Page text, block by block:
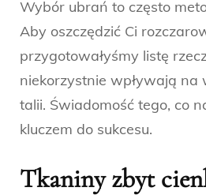
Wybór ubrań to często
Aby oszczędzić Ci
przygotowałyśmy listę
niekorzystnie wpływają na
talii. Świadomość tego, co
kluczem do sukcesu.
Tkaniny zbyt